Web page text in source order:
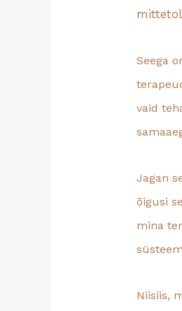
Seega
vaid
Jagan
õigusi
mina
Niisiis,